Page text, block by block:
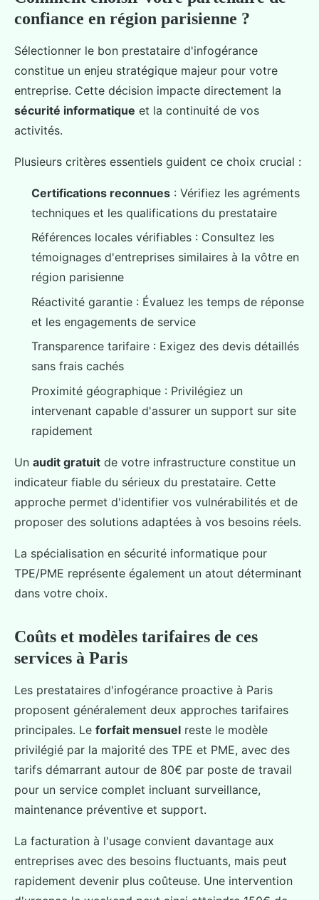
confiance en région parisienne ?
Sélectionner le bon prestataire d'infogérance
constitue un enjeu stratégique majeur pour votre
entreprise. Cette décision impacte directement la
sécurité informatique et la continuité de vos
activités.
Plusieurs critères essentiels guident ce choix crucial :
Certifications reconnues : Vérifiez les agréments
techniques et les qualifications du prestataire
Références locales vérifiables : Consultez les
témoignages d'entreprises similaires à la vôtre en
région parisienne
Réactivité garantie : Évaluez les temps de réponse
et les engagements de service
Transparence tarifaire : Exigez des devis détaillés
sans frais cachés
Proximité géographique : Privilégiez un
intervenant capable d'assurer un support sur site
rapidement
Un audit gratuit de votre infrastructure constitue un
indicateur fiable du sérieux du prestataire. Cette
approche permet d'identifier vos vulnérabilités et de
proposer des solutions adaptées à vos besoins réels.
La spécialisation en sécurité informatique pour
TPE/PME représente également un atout déterminant
dans votre choix.
Coûts et modèles tarifaires de ces
services à Paris
Les prestataires d'infogérance proactive à Paris
proposent généralement deux approches tarifaires
principales. Le forfait mensuel reste le modèle
privilégié par la majorité des TPE et PME, avec des
tarifs démarrant autour de 80€ par poste de travail
pour un service complet incluant surveillance,
maintenance préventive et support.
La facturation à l'usage convient davantage aux
entreprises avec des besoins fluctuants, mais peut
rapidement devenir plus coûteuse. Une intervention